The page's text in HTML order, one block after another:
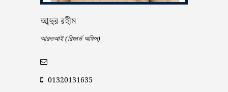
আব্দুর রহীম
আরওআই (রিজার্ভ অফিস)
01320131635